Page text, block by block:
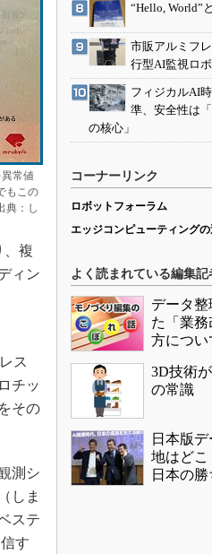
常値
もこの
典：し
、複
ィン
ス
チッ
その
測シ
しま
ステ
す
“Hello, World”
市販アルミフ
行型AI監視ロ
フィジカルAI
準、安全性は
の核心」
コーナーリンク
ロボットフォーラム
エッジコンピューティング
よく読まれている編集記
データ
た「業務
方につい
3D技術
の常識
日本版
地はど
日本の